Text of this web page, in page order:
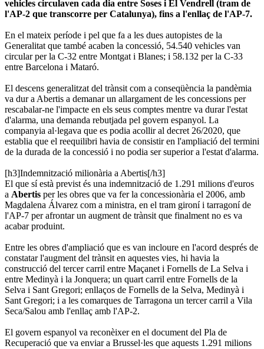
vehicles circulaven cada dia entre Soses i El Vendrell (tram de
l'AP-2 que transcorre per Catalunya), fins a l'enllaç de l'AP-7.
En el mateix període i pel que fa a les dues autopistes de la
Generalitat que també acaben la concessió, 54.540 vehicles van
circular per la C-32 entre Montgat i Blanes; i 58.132 per la C-33
entre Barcelona i Mataró.
El descens generalitzat del trànsit com a conseqüència la pandèmia
va dur a Abertis a demanar un allargament de les concessions per
rescabalar-ne l'impacte en els seus comptes mentre va durar l'estat
d'alarma, una demanda rebutjada pel govern espanyol. La
companyia al·legava que es podia acollir al decret 26/2020, que
establia que el reequilibri havia de consistir en l'ampliació del termini
de la durada de la concessió i no podia ser superior a l'estat d'alarma.
[h3]Indemnització milionària a Abertis[/h3]
El que sí està previst és una indemnització de 1.291 milions d'euros
a Abertis per les obres que va fer la concessionària el 2006, amb
Magdalena Álvarez com a ministra, en el tram gironí i tarragoní de
l'AP-7 per afrontar un augment de trànsit que finalment no es va
acabar produint.
Entre les obres d'ampliació que es van incloure en l'acord després de
constatar l'augment del trànsit en aquestes vies, hi havia la
construcció del tercer carril entre Maçanet i Fornells de La Selva i
entre Medinyà i la Jonquera; un quart carril entre Fornells de la
Selva i Sant Gregori; enllaços de Fornells de la Selva, Medinyà i
Sant Gregori; i a les comarques de Tarragona un tercer carril a Vila
Seca/Salou amb l'enllaç amb l'AP-2.
El govern espanyol va reconèixer en el document del Pla de
Recuperació que va enviar a Brussel·les que aquests 1.291 milions